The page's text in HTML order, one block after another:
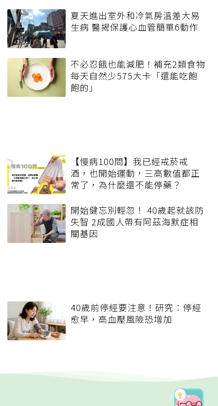
夏天進出室外和冷氣房溫差大易
生病 醫揭保護心血管簡單6動作
不必忍餓也能減肥！補充2類食物
每天自然少575大卡「還能吃飽
飽的」
【慢病100問】我已經戒菸戒
酒，也開始運動，三高數值都正
常了，為什麼還不能停藥？
開始健忘別輕忽！ 40歲起就該防
失智 2成國人帶有阿茲海默症相
關基因
40歲前停經要注意！研究：停經
愈早，高血壓風險恐增加